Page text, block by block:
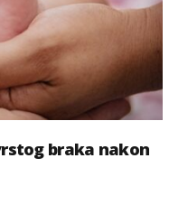
braka nakon